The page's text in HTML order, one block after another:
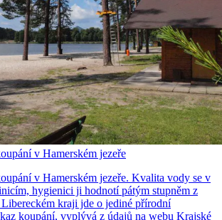
v Hamerském jezeře
v Hamerském jezeře. Kvalita vody se v
hygienici ji hodnotí pátým stupněm z
kraji jde o jediné přírodní
koupání, vyplývá z údajů na webu Krajské